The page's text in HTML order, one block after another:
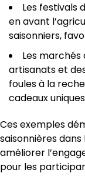
Les festivals
en avant
saisonniers,
Les marchés
artisanats et
foules à la
cadeaux
Ces exemples
saisonnières
améliorer
pour les